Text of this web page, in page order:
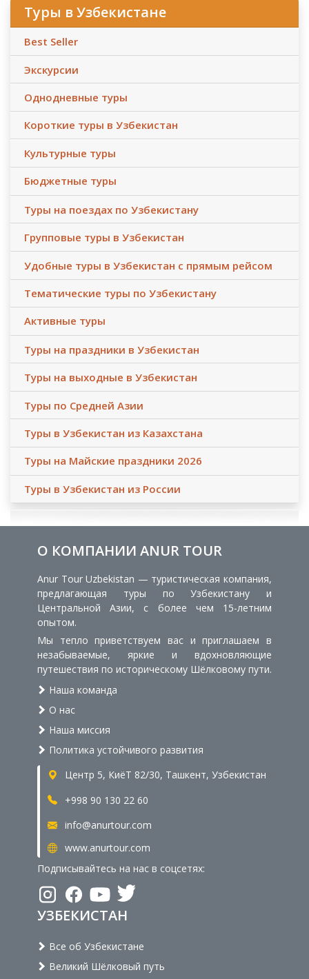
Туры в Узбекистане
Best Seller
Экскурсии
Однодневные туры
Короткие туры в Узбекистан
Культурные туры
Бюджетные туры
Туры на поездах по Узбекистану
Групповые туры в Узбекистан
Удобные туры в Узбекистан с прямым рейсом
Тематические туры по Узбекистану
Активные туры
Туры на праздники в Узбекистан
Туры на выходные в Узбекистан
Туры по Средней Азии
Туры в Узбекистан из Казахстана
Туры на Майские праздники 2026
Туры в Узбекистан из России
О КОМПАНИИ ANUR TOUR
Anur Tour Uzbekistan — туристическая компания,
предлагающая туры по Узбекистану и
Центральной Азии, с более чем 15-летним
опытом.
Мы тепло приветствуем вас и приглашаем в
незабываемые, яркие и вдохновляющие
путешествия по историческому Шёлковому пути.
Наша команда
О нас
Наша миссия
Политика устойчивого развития
Центр 5, КиёТ 82/30, Ташкент, Узбекистан
+998 90 130 22 60
info@anurtour.com
www.anurtour.com
Подписывайтесь на нас в соцсетях:
УЗБЕКИСТАН
Все об Узбекистане
Великий Шёлковый путь